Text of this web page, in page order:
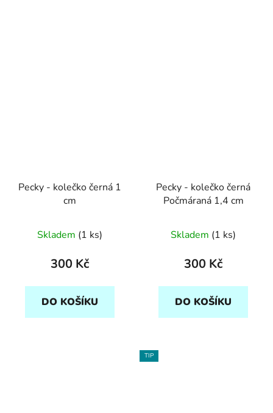
Pecky - kolečko černá 1
cm
Skladem (1 ks)
300 Kč
DO KOŠÍKU
Pecky - kolečko černá
Počmáraná 1,4 cm
Skladem (1 ks)
300 Kč
DO KOŠÍKU
TIP